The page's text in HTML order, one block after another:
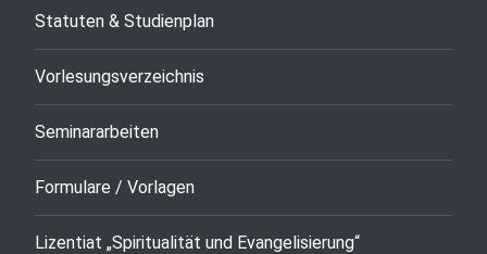
Statuten & Studienplan
Vorlesungsverzeichnis
Seminararbeiten
Formulare / Vorlagen
Lizentiat „Spiritualität und Evangelisierung“